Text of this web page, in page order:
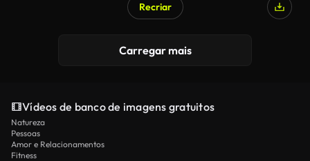
Recriar
Carregar mais
Vídeos de banco de imagens gratuitos
Natureza
Pessoas
Amor e Relacionamentos
Fitness